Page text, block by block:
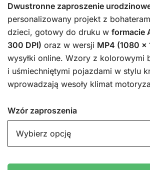
cena
wynosiła:
29,99 zł.
cena
wynosi:
14,99 zł.
Dwustronne zaproszenie
personalizowany projekt z
dzieci, gotowy do druku w formacie
300 DPI) oraz w wersji MP4 (1080 x
wysyłki online. Wzory z kolorowymi
i uśmiechniętymi pojazdami w stylu
wprowadzają wesoły klimat
Wzór zaproszenia